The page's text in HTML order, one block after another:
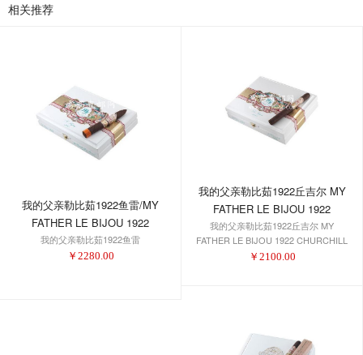
相关推荐
我的父亲勒比茹1922鱼雷/MY
FATHER LE BIJOU 1922
TORPEDO
我的父亲勒比茹1922鱼雷
￥ 2280.00
我的父亲勒比茹1922丘吉尔 MY
FATHER LE BIJOU 1922
CHURCHILL
我的父亲勒比茹1922丘吉尔 MY
FATHER LE BIJOU 1922 CHURCHILL
￥ 2100.00